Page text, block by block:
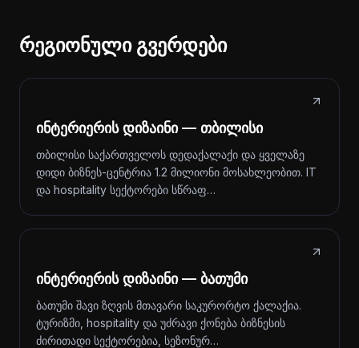
რეგიონული გვერდები
ინტერიერის დიზაინი — თბილისი
თბილისი საქართველოს დედაქალაქი და ყველაზე
დიდი ბიზნეს-ცენტრია 1.2 მილიონი მოსახლეობით. IT
და hospitality სექტორები სწრაფ…
ინტერიერის დიზაინი — ბათუმი
ბათუმი შავი ზღვის მთავარი საკურორტო ქალაქია.
ტურიზმი, hospitality და უძრავი ქონება ბიზნესის
ძირითადი სექტორებია, სეზონურ…